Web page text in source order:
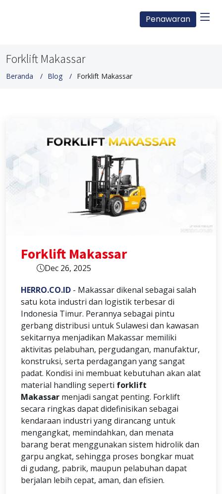
Penawaran
Forklift Makassar
Beranda Blog Forklift Makassar
Forklift Makassar
Dec 26, 2025
HERRO.CO.ID - Makassar dikenal sebagai salah
satu kota industri dan logistik terbesar di
Indonesia Timur. Perannya sebagai pintu
gerbang distribusi untuk Sulawesi dan kawasan
sekitarnya menjadikan Makassar memiliki
aktivitas pelabuhan, pergudangan, manufaktur,
konstruksi, serta perdagangan yang sangat
padat. Kondisi ini membuat kebutuhan akan alat
material handling seperti forklift
Makassar menjadi sangat penting. Forklift
secara ringkas dapat didefinisikan sebagai
kendaraan industri yang dirancang untuk
mengangkat, memindahkan, dan menata
barang berat menggunakan sistem hidrolik dan
garpu angkat, sehingga proses bongkar muat
di gudang, pabrik, maupun pelabuhan dapat
berjalan lebih cepat, aman, dan efisien.